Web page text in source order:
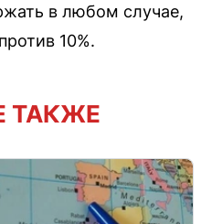
в любом случае,
10%.
ТАКЖЕ